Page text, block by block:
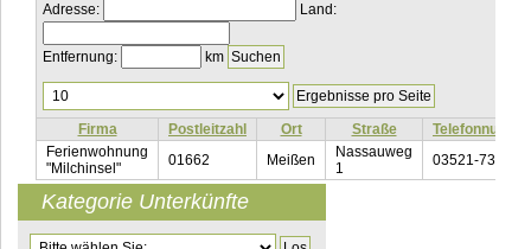
Adresse: Land:
Entfernung:
km
Ergebnisse
pro
Seite Firma Postleitzahl Ort Straße
Ferienwohnung
"Milchinsel"
01662 Meißen
Nassauweg
1
03521-738160
Kategorie Unterkünfte
Zielseite